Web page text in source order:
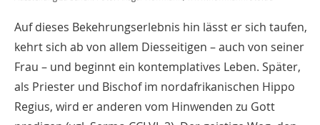
Auf dieses Bekehrungserlebnis hin lässt er sich taufen,
kehrt sich ab von allem Diesseitigen – auch von seiner
Frau – und beginnt ein kontemplatives Leben. Später,
als Priester und Bischof im nordafrikanischen Hippo
Regius, wird er anderen vom Hinwenden zu Gott